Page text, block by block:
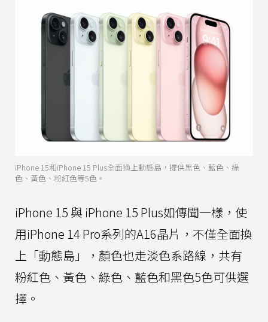
iPhone 15和iPhone 15 Plus全面換上動態島，提供黑色、藍色、綠
色、黃色、粉紅色等5色。
iPhone 15 與 iPhone 15 Plus如傳聞一樣，使
用iPhone 14 Pro系列的A16晶片，不僅全面換
上「動態島」，顏色也走淡色系路線，共有
粉紅色、黃色、綠色、藍色和黑色5色可供選
擇。